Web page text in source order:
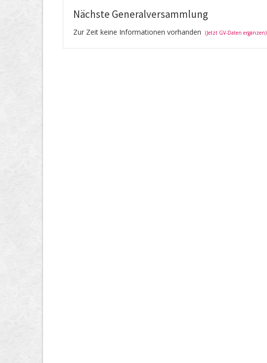
Nächste Generalversammlung
Zur Zeit keine Informationen vorhanden (Jetzt GV-Daten ergänzen)